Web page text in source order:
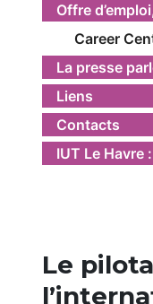
Offre
Career
La presse
Liens
Contacts
IUT Le
Le